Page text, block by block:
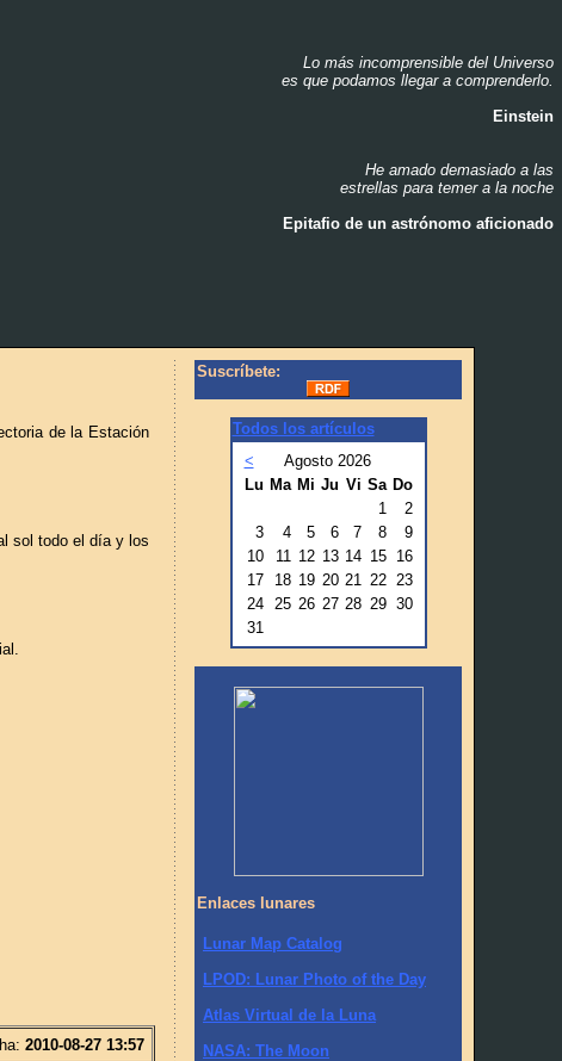
Lo más incomprensible del Universo
es que podamos llegar a comprenderlo.
Einstein
He amado demasiado a las
estrellas para temer a la noche
Epitafio de un astrónomo aficionado
de la Estación
sol todo el día y los
2010-08-27 13:57
Suscríbete:
Todos los artículos
<
Agosto 2026
Lu Ma Mi Ju Vi Sa Do
1
2
3
4 5 6 7 8
9
10
11 12 13 14 15
16
17
18 19 20 21 22 23
24
25 26 27 28 29 30
31
Enlaces lunares
Lunar Map Catalog
LPOD: Lunar Photo of the Day
Atlas Virtual de la Luna
NASA: The Moon